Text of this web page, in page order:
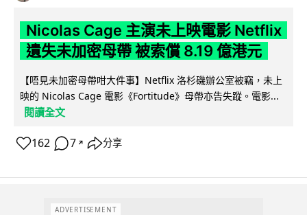
Nicolas Cage 主演未上映電影 Netflix
遺失未加密母帶 被索償 8.19 億港元
【唔見未加密母帶咁大件事】Netflix 洛杉磯辦公室被竊，未上
映的 Nicolas Cage 電影《Fortitude》母帶亦告失蹤。電影...
閱讀全文
162 7 ↗ 分享
ADVERTISEMENT